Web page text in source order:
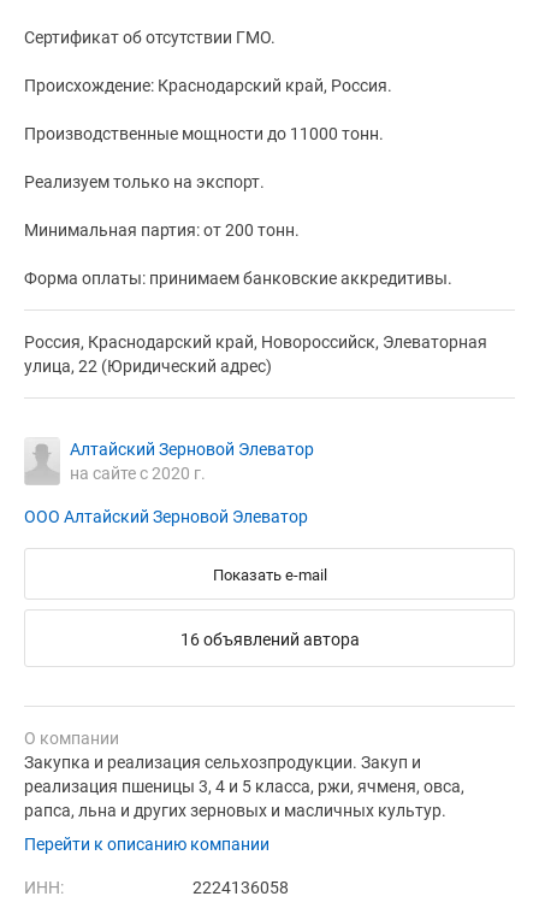
Сертификат об отсутствии ГМО.
Происхождение: Краснодарский край, Россия.
Производственные мощности до 11000 тонн.
Реализуем только на экспорт.
Минимальная партия: от 200 тонн.
Форма оплаты: принимаем банковские аккредитивы.
Россия, Краснодарский край, Новороссийск, Элеваторная
улица, 22 (Юридический адрес)
Алтайский Зерновой Элеватор
на сайте с 2020 г.
ООО Алтайский Зерновой Элеватор
Показать e-mail
16 объявлений автора
О компании
Закупка и реализация сельхозпродукции. Закуп и
реализация пшеницы 3, 4 и 5 класса, ржи, ячменя, овса,
рапса, льна и других зерновых и масличных культур.
Перейти к описанию компании
ИНН: 2224136058